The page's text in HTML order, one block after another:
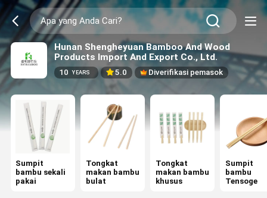
Hunan Shengheyuan Bamboo And Wood
Products Import And Export Co., Ltd.
10 YEARS 5.0 Diverifikasi pemasok
Sumpit
bambu sekali
pakai
Tongkat
makan bambu
bulat
Tongkat
makan bambu
khusus
Sumpit
bambu
Tensoge